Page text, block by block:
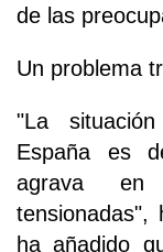
de las
Un problema
"La
España es
agrava en
tensionadas",
ha añadido